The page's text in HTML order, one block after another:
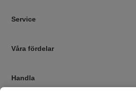
Service
Våra fördelar
Handla